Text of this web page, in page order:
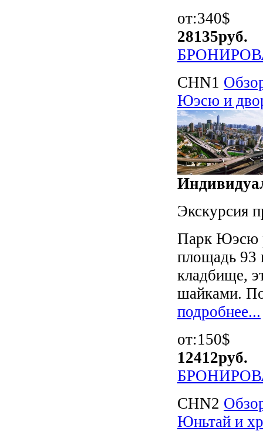
от:340$
28135руб.
CHN1
Юэсю и
Экскурсия
Парк Юэсю
площадь 93
кладбище,
шайками.
подробнее...
от:150$
12412руб.
CHN2
Юньтай и